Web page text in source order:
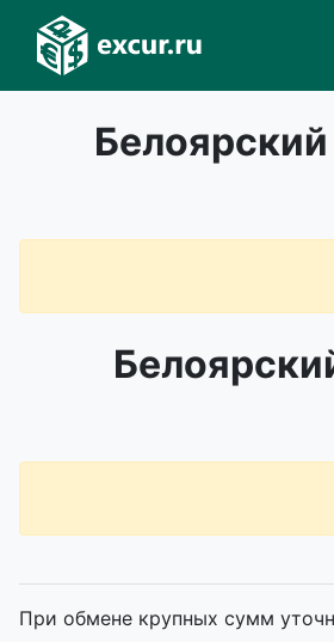
Белоярский
При обмене крупных сумм